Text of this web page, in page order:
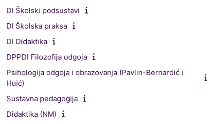
DI Školski podsustavi
DI Školska praksa
DI Didaktika
DPPDI Filozofija odgoja
Psihologija odgoja i obrazovanja (Pavlin-Bernardić i
Huić)
Sustavna pedagogija
Didaktika (NM)